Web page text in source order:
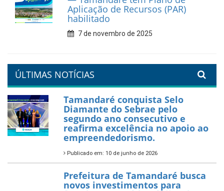
compromisso com a
valorização da educação
7 de fevereiro de 2026
orla da cidade.
PartiuENEM — Prefeitura
garante transporte gratuito
para os estudantes
7 de novembro de 2025
Política Nacional Aldir Blanc
— Tamandaré tem Plano de
Aplicação de Recursos (PAR)
habilitado